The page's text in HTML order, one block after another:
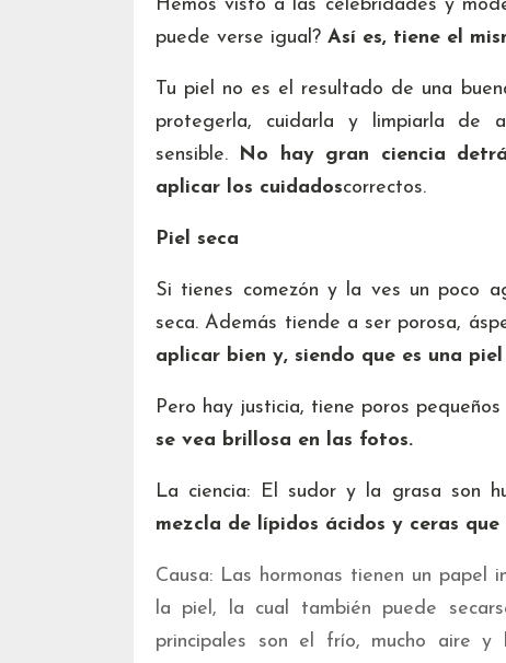
Hemos visto a las celebridades y
puede verse igual? Así es, tiene el
Tu piel no es el resultado de una
protegerla, cuidarla y limpiarla de
sensible. No hay gran ciencia
aplicar los cuidadoscorrectos.
Piel seca
Si tienes comezón y la ves un poco
seca. Además tiende a ser porosa,
aplicar bien y, siendo que es una
Pero hay justicia, tiene poros
se vea brillosa en las fotos.
La ciencia: El sudor y la grasa son
mezcla de lípidos ácidos y ceras
Causa: Las hormonas tienen un
la piel, la cual también puede
principales son el frío, mucho aire y